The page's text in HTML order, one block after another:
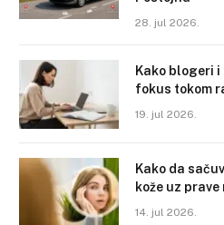
28. jul 2026.
Kako blogeri
fokus tokom
19. jul 2026.
Kako da
kože uz prave
14. jul 2026.